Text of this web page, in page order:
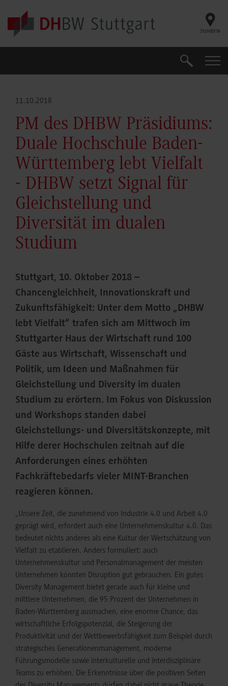
Skip to main content
Standorte
Suche
11.10.2018
PM des DHBW Präsidiums:
Duale Hochschule Baden-
Württemberg lebt Vielfalt
- DHBW setzt Signal für
Gleichstellung und
Diversität im dualen
Studium
Stuttgart, 10. Oktober 2018 –
Chancengleichheit, Innovationskraft und
Zukunftsfähigkeit: Unter dem Motto „DHBW
lebt Vielfalt“ trafen sich am Mittwoch im
Stuttgarter Haus der Wirtschaft rund 100
Gäste aus Wirtschaft, Wissenschaft und
Politik, um Ideen und Maßnahmen für
Gleichstellung und Diversity im dualen
Studium zu erörtern. Im Fokus von Diskussion
und Workshops standen dabei
Gleichstellungs- und Diversitätskonzepte, mit
Hilfe derer Hochschulen zeitnah auf die
Anforderungen eines erhöhten
Fachkräftebedarfs vieler MINT-Branchen
reagieren können.
„Unsere Zeit, die zunehmend von Industrie 4.0 und Arbeit 4.0
geprägt wird, erfordert auch eine Unternehmenskultur 4.0. Das
bedeutet nichts anderes als eine Kultur der Wertschätzung von
Vielfalt zu etablieren. Anders formuliert: auch
Unternehmenskultur und Personalmanagement der meisten
Unternehmen könnten Disruption gut gebrauchen. Ein gutes
Diversity Management bietet gerade auch für kleine und
mittlere Unternehmen, die 95 Prozent der Unternehmen in
Baden-Württemberg ausmachen, eine enorme Chance, das
wirtschaftliche Erfolgspotenzial, die Steigerung der
Produktivität und der Wettbewerbsfähigkeit zum Beispiel durch
strategisches Generationenmanagement, moderne
Führungsmodelle sowie interkulturelle und interdisziplinäre
Teams zu erhöhen. Die Erkenntnisse über die positiven Seiten